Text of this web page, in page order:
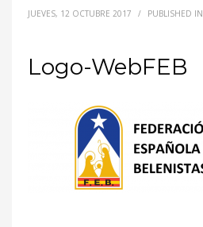
JUEVES, 12 OCTUBRE 2017 / PUBLISHED IN
Logo-WebFEB